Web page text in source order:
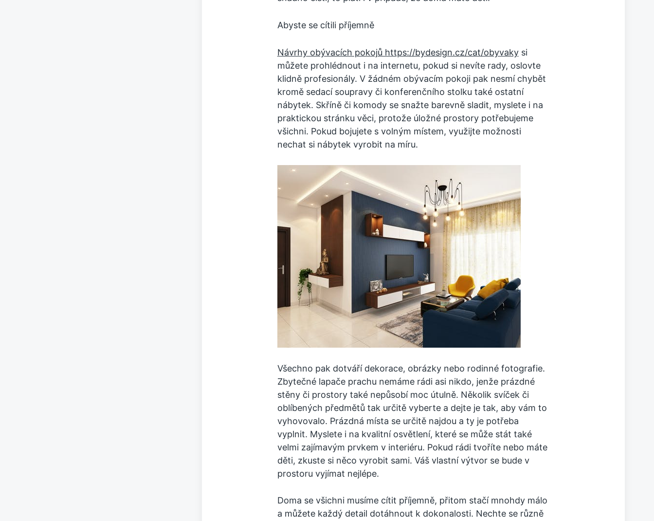
Abyste se cítili příjemně
Návrhy obývacích pokojů https://bydesign.cz/cat/obyvakysi
můžete prohlédnout i na internetu, pokud si nevíte rady, oslovte
klidně profesionály. V žádném obývacím pokoji pak nesmí chybět
kromě sedací soupravy či konferenčního stolku také ostatní
nábytek. Skříně či komody se snažte barevně sladit, myslete i na
praktickou stránku věci, protože úložné prostory potřebujeme
všichni. Pokud bojujete s volným místem, využijte možnosti
nechat si nábytek vyrobit na míru.
Všechno pak dotváří dekorace, obrázky nebo rodinné fotografie.
Zbytečné lapače prachu nemáme rádi asi nikdo, jenže prázdné
stěny či prostory také nepůsobí moc útulně. Několik svíček či
oblíbených předmětů tak určitě vyberte a dejte je tak, aby vám to
vyhovovalo. Prázdná místa se určitě najdou a ty je potřeba
vyplnit. Myslete i na kvalitní osvětlení, které se může stát také
velmi zajímavým prvkem v interiéru. Pokud rádi tvoříte nebo máte
děti, zkuste si něco vyrobit sami. Váš vlastní výtvor se bude v
prostoru vyjímat nejlépe.
Doma se všichni musíme cítit příjemně, přitom stačí mnohdy málo
a můžete každý detail dotáhnout k dokonalosti. Nechte se různě